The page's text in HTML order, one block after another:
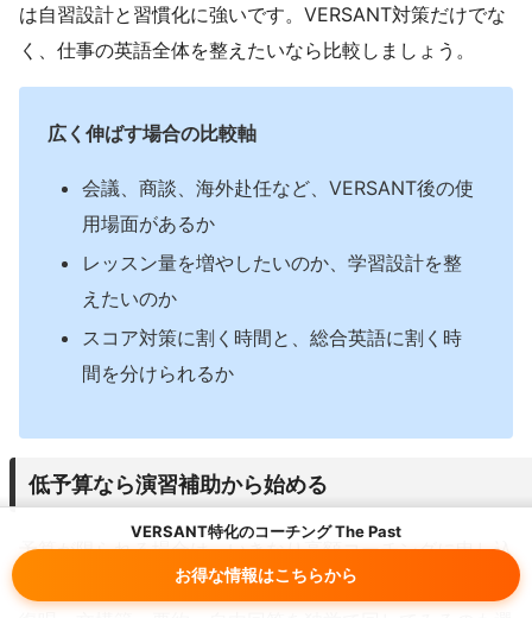
VERSANT特化のコーチング The Past
お得な情報はこちらから
は自習設計と習慣化に強いです。VERSANT対策だけでな
く、仕事の英語全体を整えたいなら比較しましょう。
広く伸ばす場合の比較軸
会議、商談、海外赴任など、VERSANT後の使
用場面があるか
レッスン量を増やしたいのか、学習設計を整
えたいのか
スコア対策に割く時間と、総合英語に割く時
間を分けられるか
低予算なら演習補助から始める
予算が限られる場合は、いきなり高額コーチングに申し込
む必要はありません。VERSANTの形式を理解し、音読、